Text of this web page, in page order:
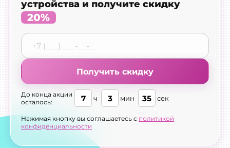
устройства и получите скидку
20%
Получить скидку
До конца акции
осталось:
7 ч 3 мин 33 сек
Нажимая кнопку вы соглашаетесь с политикой
конфиденциальности